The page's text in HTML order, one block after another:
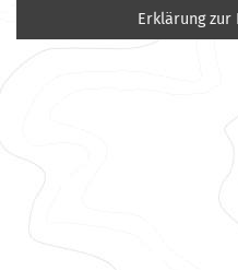
Erklärung